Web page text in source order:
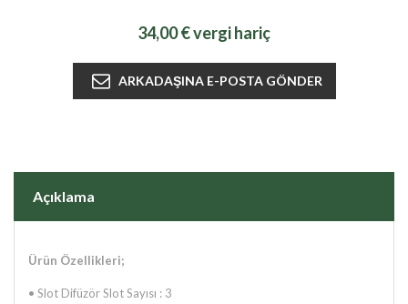
34,00 € vergi hariç
Açıklama
Ürün Özellikleri;
• Slot Difüzör Slot Sayısı : 3